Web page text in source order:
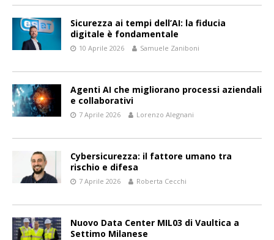
Sicurezza ai tempi dell’AI: la fiducia
digitale è fondamentale
10 Aprile 2026 Samuele Zaniboni
Agenti AI che migliorano processi aziendali
e collaborativi
7 Aprile 2026 Lorenzo Alegnani
Cybersicurezza: il fattore umano tra
rischio e difesa
7 Aprile 2026 Roberta Cecchi
Nuovo Data Center MIL03 di Vaultica a
Settimo Milanese